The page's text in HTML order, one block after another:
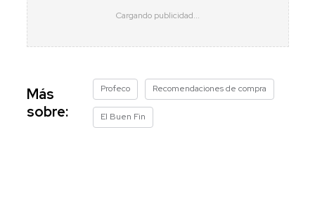
Más
sobre:
Profeco Recomendaciones de compra
El Buen Fin